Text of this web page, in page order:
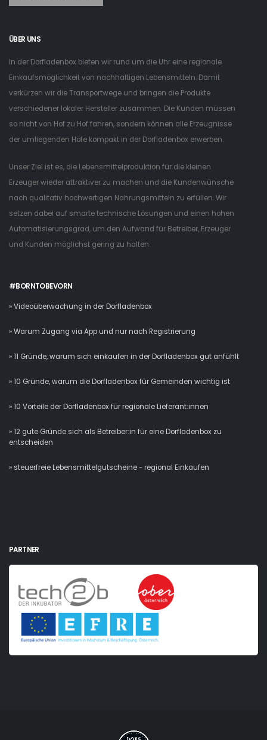
ÜBER UNS
In der Dorfladenbox bieten wir rund um die Uhr eine regionale
Einkaufsmöglichkeit von nachhaltigen Lebensmitteln. Damit
verkürzen wir die Transportwege und bringen die Produkte
verschiedener lokaler Hersteller zusammen. Die Kunden müssen
so nicht von Hof zu Hof fahren, sondern können alle Erzeugnisse
der umliegenden Höfe kompakt in der Dorfladenbox erwerben.
Unser Ziel ist es, die Lebensmittelproduktion für die kleinen
Erzeuger wieder attraktiver zu machen und die Kundenwünsche
nach qualitativ hochwertigen Nahrungsmitteln zu erfüllen. Wir
setzen dabei auf smarte technische Lösungen und einen hohen
Automatisierungsgrad, um den Aufwand für Betreiber, Erzeuger
und Kunden möglichst gering zu halten.
#BORNTOBEVORN
» Videoüberwachung in der Dorfladenbox
» Warum Zugang via App und nur nach Registrierung
» 11 Gründe, warum sich einkaufen in der Dorfladenbox gut anfühlt
» 10 Gründe, warum die Dorfladenbox für Gemeinden wichtig ist
» 10 Vorteile der Dorfladenbox für regionale Lieferant:innen
» 12 gute Gründe sich als Betreiber:in für eine Dorfladenbox zu
entscheiden
» steuerfreie Lebensmittelgutscheine - regional Einkaufen
PARTNER